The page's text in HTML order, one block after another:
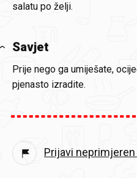
salatu po želji.
Savjet
Prije nego ga umiješate,
pjenasto izradite.
Prijavi